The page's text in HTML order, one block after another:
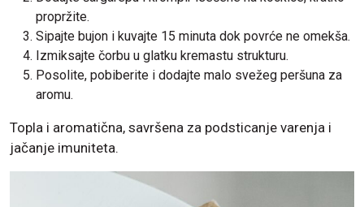
propržite.
Sipajte bujon i kuvajte 15 minuta dok povrće ne omekša.
Izmiksajte čorbu u glatku kremastu strukturu.
Posolite, pobiberite i dodajte malo svežeg peršuna za
aromu.
Topla i aromatična, savršena za podsticanje varenja i
jačanje imuniteta.